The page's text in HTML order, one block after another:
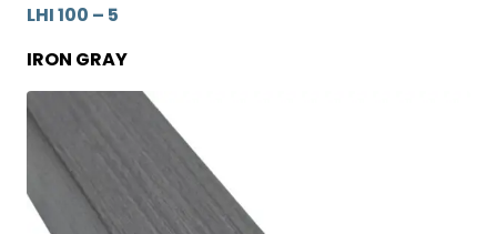
LHI 100 – 5
IRON GRAY